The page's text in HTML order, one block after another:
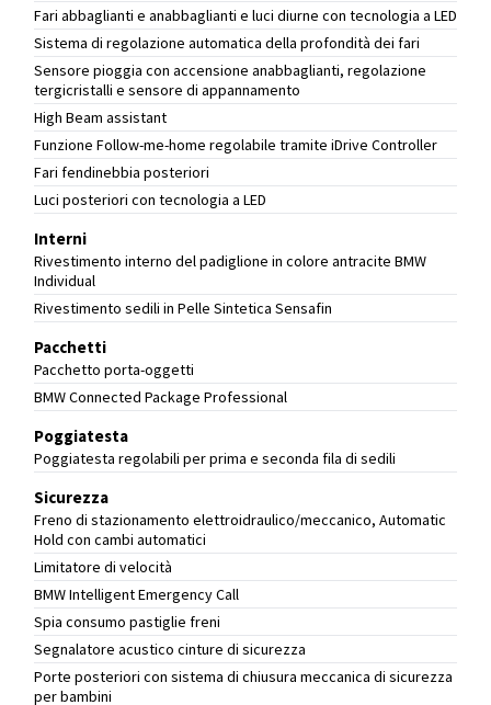
Fari abbaglianti e anabbaglianti e luci diurne con tecnologia a LED
Sistema di regolazione automatica della profondità dei fari
Sensore pioggia con accensione anabbaglianti, regolazione
tergicristalli e sensore di appannamento
High Beam assistant
Funzione Follow-me-home regolabile tramite iDrive Controller
Fari fendinebbia posteriori
Luci posteriori con tecnologia a LED
Interni
Rivestimento interno del padiglione in colore antracite BMW
Individual
Rivestimento sedili in Pelle Sintetica Sensafin
Pacchetti
Pacchetto porta-oggetti
BMW Connected Package Professional
Poggiatesta
Poggiatesta regolabili per prima e seconda fila di sedili
Sicurezza
Freno di stazionamento elettroidraulico/meccanico, Automatic
Hold con cambi automatici
Limitatore di velocità
BMW Intelligent Emergency Call
Spia consumo pastiglie freni
Segnalatore acustico cinture di sicurezza
Porte posteriori con sistema di chiusura meccanica di sicurezza
per bambini